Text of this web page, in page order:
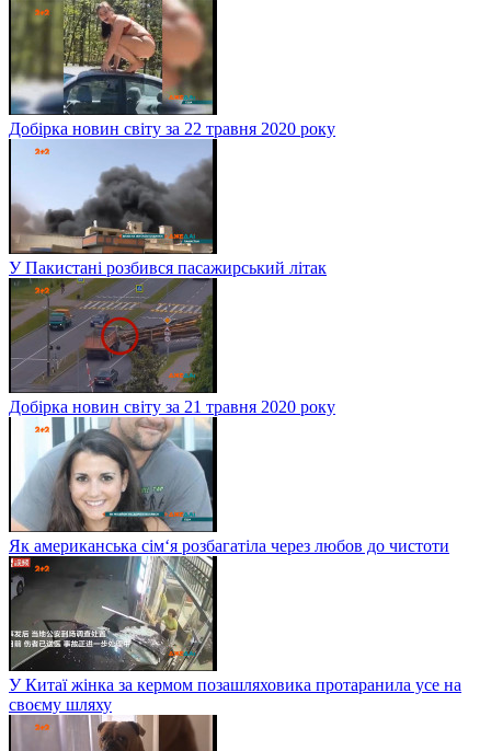
Добірка новин світу за 22 травня 2020 року
У Пакистані розбився пасажирський літак
Добірка новин світу за 21 травня 2020 року
Як американська сім‘я розбагатіла через любов до чистоти
У Китаї жінка за кермом позашляховика протаранила усе на
своєму шляху